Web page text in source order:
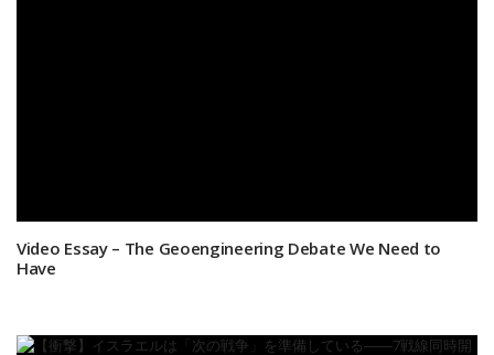
Video Essay – The Geoengineering Debate We Need to
Have